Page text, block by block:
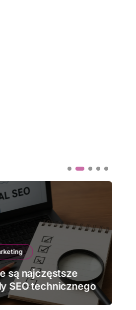
są najczęstsze
SEO technicznego